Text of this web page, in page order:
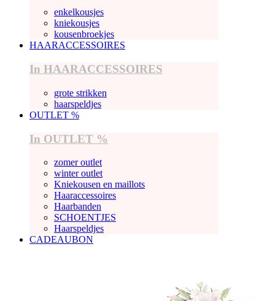
enkelkousjes
kniekousjes
kousenbroekjes
HAARACCESSOIRES
In HAARACCESSOIRES
grote strikken
haarspeldjes
OUTLET %
In OUTLET %
zomer outlet
winter outlet
Kniekousen en maillots
Haaraccessoires
Haarbanden
SCHOENTJES
Haarspeldjes
CADEAUBON